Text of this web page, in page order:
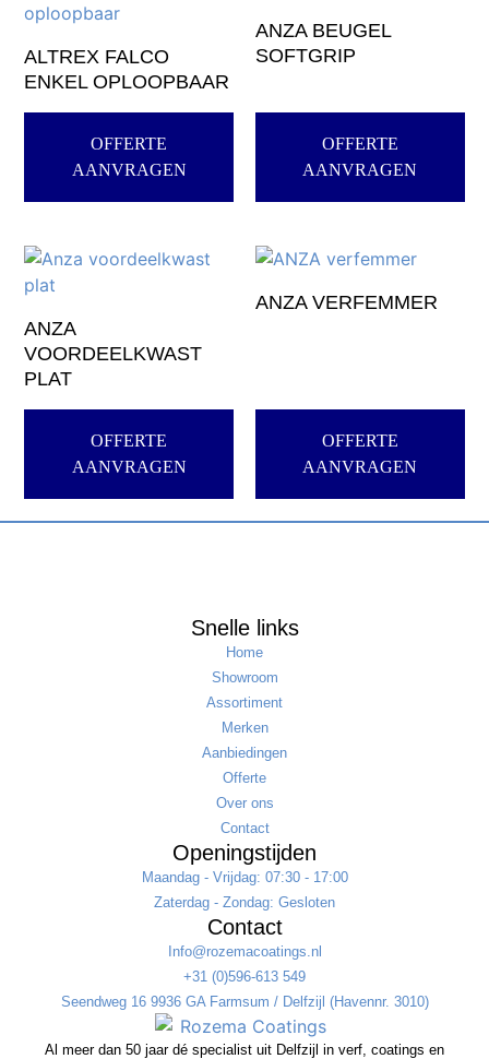
ALTREX FALCO
ENKEL OPLOOPBAAR
OFFERTE
AANVRAGEN
ANZA BEUGEL
SOFTGRIP
OFFERTE
AANVRAGEN
ANZA
VOORDEELKWAST
PLAT
OFFERTE
AANVRAGEN
ANZA VERFEMMER
OFFERTE
AANVRAGEN
Al meer dan 50 jaar dé specialist uit Delfzijl in verf, coatings en
Snelle links
Home
Showroom
Assortiment
Merken
Aanbiedingen
Offerte
Over ons
Contact
Openingstijden
Maandag - Vrijdag: 07:30 - 17:00
Zaterdag - Zondag: Gesloten
Contact
Info@rozemacoatings.nl
+31 (0)596-613 549
Seendweg 16 9936 GA Farmsum / Delfzijl (Havennr. 3010)